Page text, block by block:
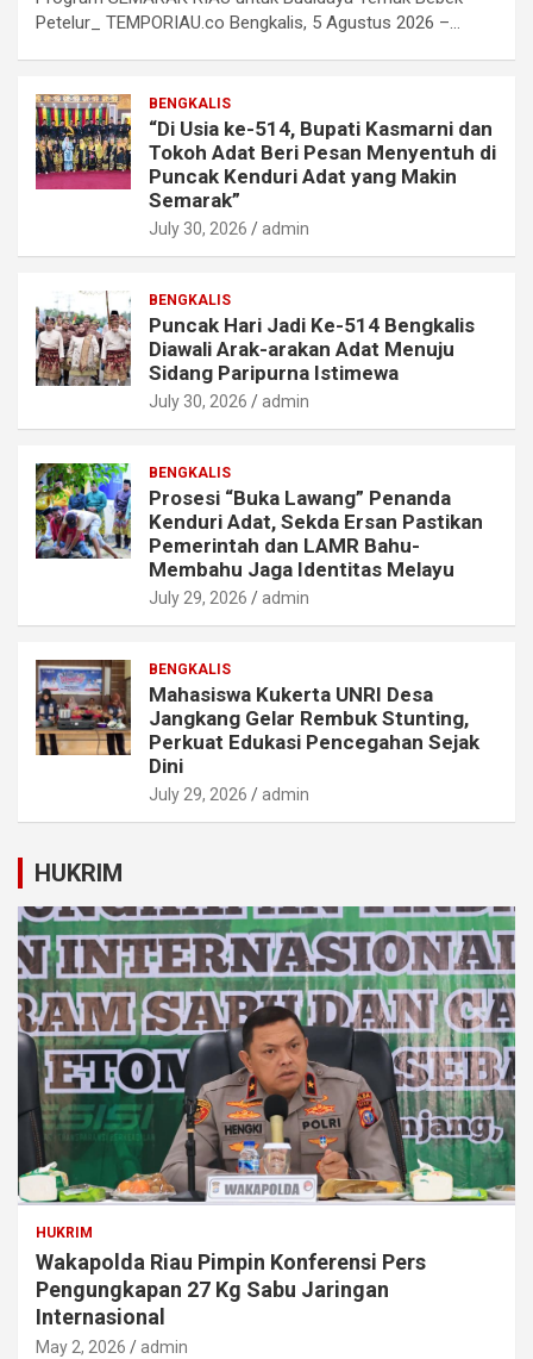
Petelur_ TEMPORIAU.co Bengkalis, 5 Agustus 2026 –…
BENGKALIS
“Di Usia ke-514, Bupati Kasmarni dan
Tokoh Adat Beri Pesan Menyentuh di
Puncak Kenduri Adat yang Makin
Semarak”
July 30, 2026 admin
BENGKALIS
Puncak Hari Jadi Ke-514 Bengkalis
Diawali Arak-arakan Adat Menuju
Sidang Paripurna Istimewa
July 30, 2026 admin
BENGKALIS
Prosesi “Buka Lawang” Penanda
Kenduri Adat, Sekda Ersan Pastikan
Pemerintah dan LAMR Bahu-
Membahu Jaga Identitas Melayu
July 29, 2026 admin
BENGKALIS
Mahasiswa Kukerta UNRI Desa
Jangkang Gelar Rembuk Stunting,
Perkuat Edukasi Pencegahan Sejak
Dini
July 29, 2026 admin
HUKRIM
HUKRIM
Wakapolda Riau Pimpin Konferensi Pers
Pengungkapan 27 Kg Sabu Jaringan
Internasional
May 2, 2026 admin